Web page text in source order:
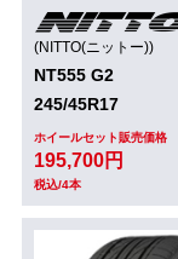
(NITTO(ニットー))
NT555 G2
245/45R17
ホイールセット販売価格
195,700円
税込/4本